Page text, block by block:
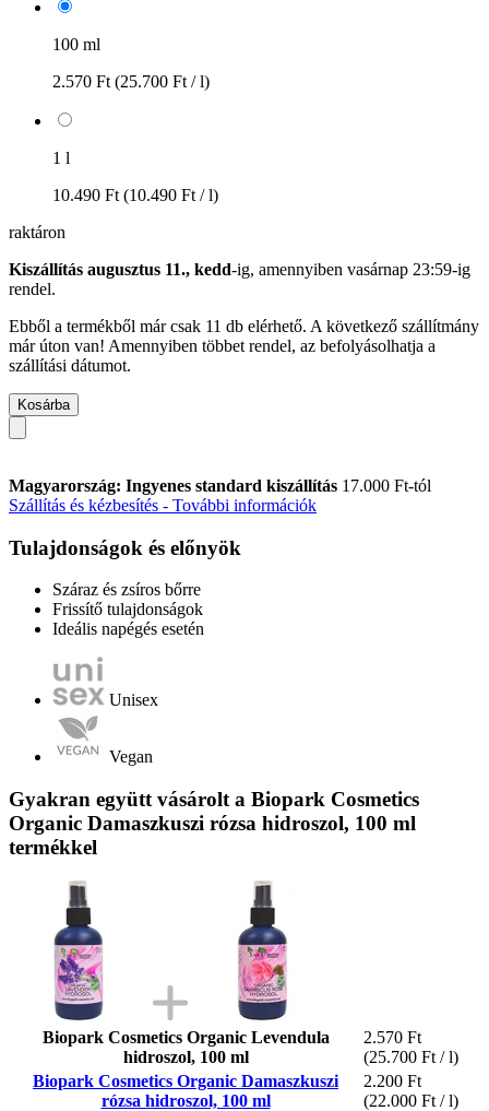
100 ml
2.570 Ft (25.700 Ft / l)
1 l
10.490 Ft (10.490 Ft / l)
raktáron
Kiszállítás augusztus 11., kedd-ig, amennyiben vasárnap 23:59-ig
rendel.
Ebből a termékből már csak 11 db elérhető. A következő szállítmány
már úton van! Amennyiben többet rendel, az befolyásolhatja a
szállítási dátumot.
Kosárba
Magyarország: Ingyenes standard kiszállítás 17.000 Ft-tól
Szállítás és kézbesítés - További információk
Tulajdonságok és előnyök
Száraz és zsíros bőrre
Frissítő tulajdonságok
Ideális napégés esetén
Unisex
Vegan
Gyakran együtt vásárolt a Biopark Cosmetics
Organic Damaszkuszi rózsa hidroszol, 100 ml
termékkel
Biopark Cosmetics Organic Levendula
hidroszol, 100 ml
2.570 Ft
(25.700 Ft / l)
Biopark Cosmetics Organic Damaszkuszi
rózsa hidroszol, 100 ml
2.200 Ft
(22.000 Ft / l)